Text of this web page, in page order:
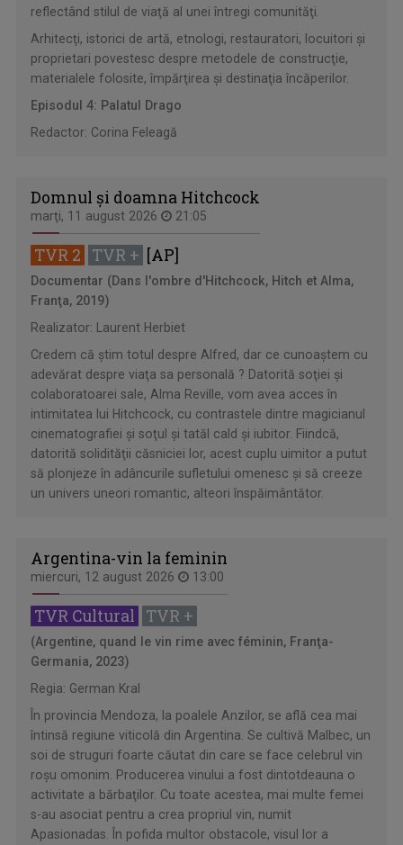
reflectând stilul de viaţă al unei întregi comunităţi.
Arhitecţi, istorici de artă, etnologi, restauratori, locuitori şi
proprietari povestesc despre metodele de construcţie,
materialele folosite, împărţirea şi destinaţia încăperilor.
Episodul 4: Palatul Drago
Redactor: Corina Feleagă
Domnul şi doamna Hitchcock
marţi, 11 august 2026 21:05
TVR 2 TVR + [AP]
Documentar (Dans l'ombre d'Hitchcock, Hitch et Alma,
Franţa, 2019)
Realizator: Laurent Herbiet
Credem că ştim totul despre Alfred, dar ce cunoaştem cu
adevărat despre viaţa sa personală ? Datorită soţiei şi
colaboratoarei sale, Alma Reville, vom avea acces în
intimitatea lui Hitchcock, cu contrastele dintre magicianul
cinematografiei şi soţul şi tatăl cald şi iubitor. Fiindcă,
datorită solidităţii căsniciei lor, acest cuplu uimitor a putut
să plonjeze în adâncurile sufletului omenesc şi să creeze
un univers uneori romantic, alteori înspăimântător.
Argentina-vin la feminin
miercuri, 12 august 2026 13:00
TVR Cultural TVR +
(Argentine, quand le vin rime avec féminin, Franţa-
Germania, 2023)
Regia: German Kral
În provincia Mendoza, la poalele Anzilor, se află cea mai
întinsă regiune viticolă din Argentina. Se cultivă Malbec, un
soi de struguri foarte căutat din care se face celebrul vin
roşu omonim. Producerea vinului a fost dintotdeauna o
activitate a bărbaţilor. Cu toate acestea, mai multe femei
s-au asociat pentru a crea propriul vin, numit
Apasionadas. În pofida multor obstacole, visul lor a